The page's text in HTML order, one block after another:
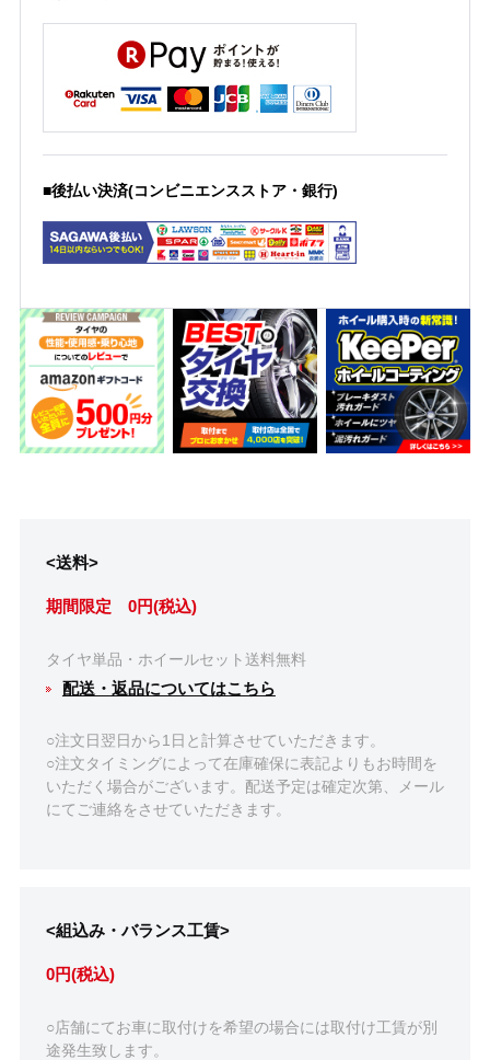
■後払い決済(コンビニエンスストア・銀行)
<送料>
期間限定 0円(税込)
タイヤ単品・ホイールセット送料無料
配送・返品についてはこちら
○注文日翌日から1日と計算させていただきます。
○注文タイミングによって在庫確保に表記よりもお時間を
いただく場合がございます。配送予定は確定次第、メール
にてご連絡をさせていただきます。
<組込み・バランス工賃>
0円(税込)
○店舗にてお車に取付けを希望の場合には取付け工賃が別
途発生致します。